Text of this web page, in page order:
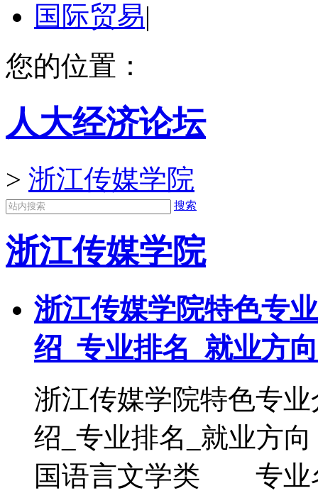
国际贸易|
您的位置：
人大经济论坛
> 浙江传媒学院
搜索
浙江传媒学院
浙江传媒学院特色专
绍_专业排名_就业方向
浙江传媒学院特色专
绍_专业排名_就业
国语言文学类 专业